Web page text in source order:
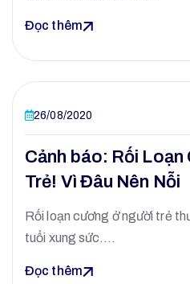
Đọc thêm
26/08/2020
Cảnh báo: Rối Loạn
Trẻ! Vì Đâu Nên Nỗi
Rối loạn cương ở người trẻ
tuổi xung sức.…
Đọc thêm